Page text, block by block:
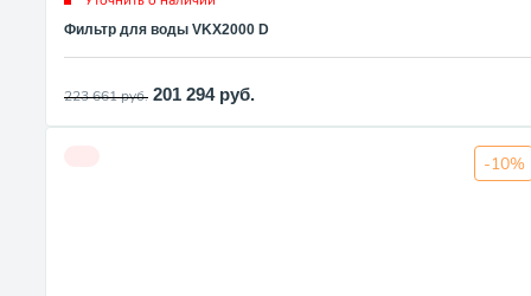
Фильтр для воды VKX2000 D
223 661руб. 201 294 руб.
-10%